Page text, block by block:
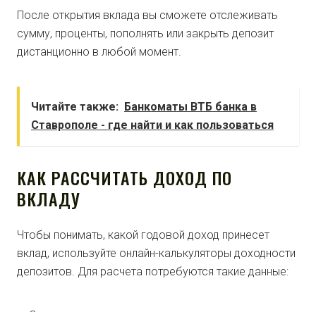
После открытия вклада вы сможете отслеживать
сумму, проценты, пополнять или закрыть депозит
дистанционно в любой момент.
Читайте также: Банкоматы ВТБ банка в
Ставрополе - где найти и как пользоваться
КАК РАССЧИТАТЬ ДОХОД ПО
ВКЛАДУ
Чтобы понимать, какой годовой доход принесет
вклад, используйте онлайн-калькуляторы доходности
депозитов. Для расчета потребуются такие данные: